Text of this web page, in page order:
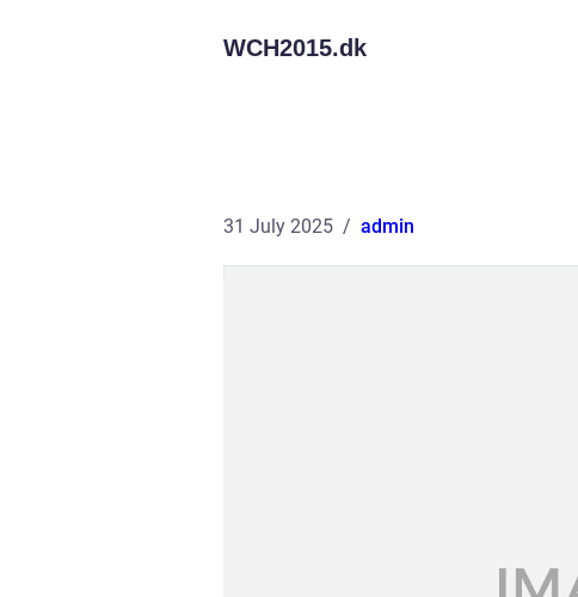
WCH2015.dk
31 July 2025 admin